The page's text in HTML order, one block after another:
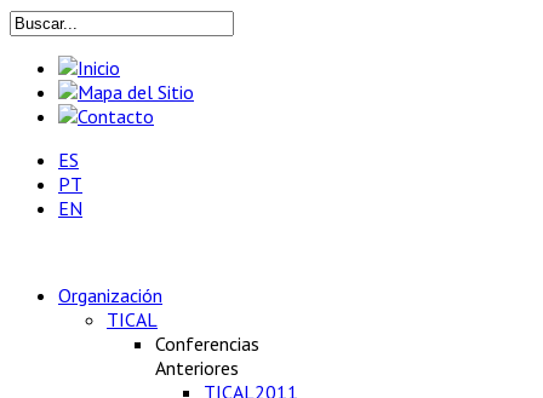
ES
PT
EN
Organización
TICAL
Conferencias
Anteriores
TICAL2011